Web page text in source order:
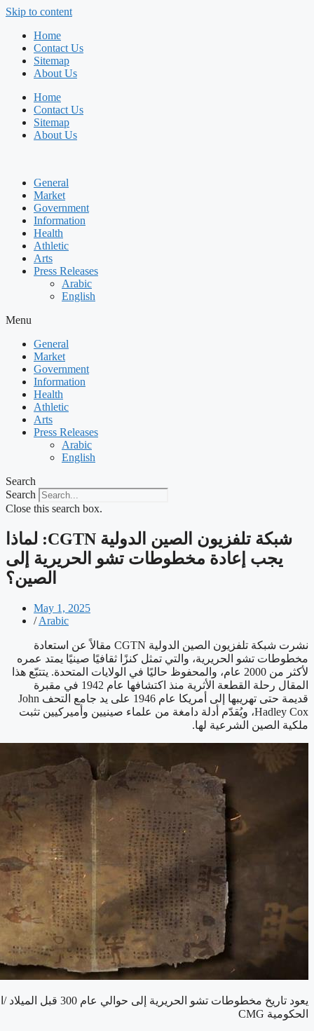
Skip to content
Home
Contact Us
Sitemap
About Us
Home
Contact Us
Sitemap
About Us
General
Market
Government
Information
Health
Athletic
Arts
Press Releases
Arabic
English
Menu
General
Market
Government
Information
Health
Athletic
Arts
Press Releases
Arabic
English
Search
Search
Close this search box.
‫شبكة تلفزيون الصين الدولية CGTN: لماذا
يجب إعادة مخطوطات تشو الحريرية إلى
الصين؟
May 1, 2025
/ Arabic
نشرت شبكة تلفزيون الصين الدولية CGTN مقالاً عن استعادة
مخطوطات تشو الحريرية، والتي تمثل كنزًا ثقافيًا صينيًا يمتد عمره
لأكثر من 2000 عام، والمحفوظ حاليًا في الولايات المتحدة. يتتبّع هذا
المقال رحلة القطعة الأثرية منذ اكتشافها عام 1942 في مقبرة
قديمة حتى تهريبها إلى أمريكا عام 1946 على يد جامع التحف John
Hadley Cox، ويُقدّم أدلة دامغة من علماء صينيين وأميركيين تثبت
ملكية الصين الشرعية لها.
يعود تاريخ مخطوطات تشو
الحكومية CMG